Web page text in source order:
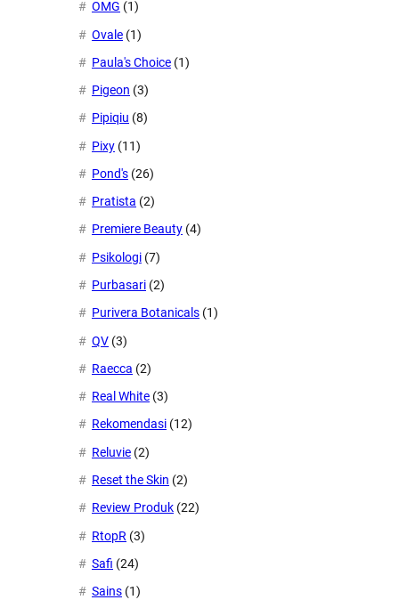
OMG (1)
Ovale (1)
Paula's Choice (1)
Pigeon (3)
Pipiqiu (8)
Pixy (11)
Pond's (26)
Pratista (2)
Premiere Beauty (4)
Psikologi (7)
Purbasari (2)
Purivera Botanicals (1)
QV (3)
Raecca (2)
Real White (3)
Rekomendasi (12)
Reluvie (2)
Reset the Skin (2)
Review Produk (22)
RtopR (3)
Safi (24)
Sains (1)